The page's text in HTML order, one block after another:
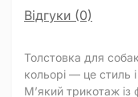
Відгуки (0)
Толстовка для
кольорі — це стиль
М’який трикотаж із